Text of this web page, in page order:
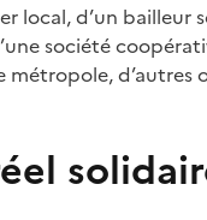
local, d’un bailleur
société